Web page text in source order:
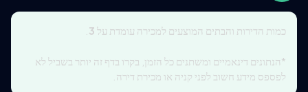
כמות הדירות והבתים המוצעים למכירה עומדת על 3
*הנתונים דינאמיים ומשתנים כל הזמן, בקרו בדף זה יותר בשביל לא
לפספס מידע חשוב לפני קניה או מכירת דירה.